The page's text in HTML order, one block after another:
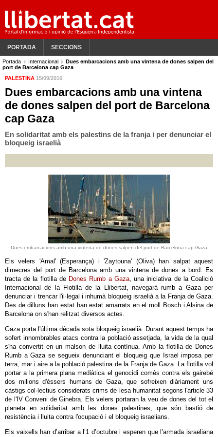
PORTADA SECCIONS
Portada Internacional
Dues embarcacions amb una vintena de dones salpen del
port de Barcelona cap Gaza
PALESTINA 15/09/2016
Dues embarcacions amb una vintena
de dones salpen del port de Barcelona
cap Gaza
En solidaritat amb els palestins de la franja i per denunciar el
bloqueig israelià
Dues embarcacions amb una vintena de dones salpen del port de Barcelona cap Gaza
Els velers 'Amal' (Esperança) i 'Zaytouna' (Oliva) han salpat aquest
dimecres del port de Barcelona amb una vintena de dones a bord. Es
tracta de la flotilla de Dones Rumb a Gaza, una iniciativa de la Coalició
Internacional de la Flotilla de la Llibertat, navegarà rumb a Gaza per
denunciar i trencar l'il·legal i inhumà bloqueig israelià a la Franja de Gaza.
Des de dilluns han estat han estat amarrats en el moll Bosch i Alsina de
Barcelona on s'han relitzat diversos actes.
Gaza porta l'última dècada sota bloqueig israelià. Durant aquest temps ha
sofert innombrables atacs contra la població assetjada, la vida de la qual
s'ha convertit en un malson de lluita contínua. Amb la flotilla de Dones
Rumb a Gaza se segueix denunciant el bloqueig que Israel imposa per
terra, mar i aire a la població palestina de la Franja de Gaza. La flotilla vol
portar a la primera plana mediàtica el genocidi comès contra els gairebé
dos milions d'éssers humans de Gaza, que sofreixen diàriament uns
càstigs col·lectius considerats crims de lesa humanitat segons l'article 33
de l'IV Conveni de Ginebra. Els velers portaran la veu de dones del tot el
planeta en solidaritat amb les dones palestines, que són bastió de
resistència i lluita contra l'ocupació i el bloqueig israelians.
Els vaixells han d’arribar a l’1 d’octubre i esperen que l’armada israeliana